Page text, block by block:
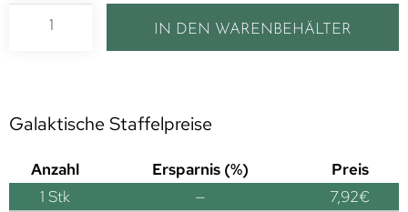
IN DEN WARENBEHÄLTER
Galaktische Staffelpreise
Anzahl Ersparnis (%)
Preis
1 Stk — 7,92€